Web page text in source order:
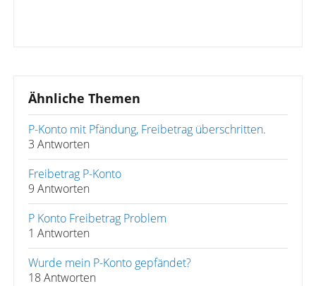
Ähnliche Themen
P-Konto mit Pfändung, Freibetrag überschritten.
3 Antworten
Freibetrag P-Konto
9 Antworten
P Konto Freibetrag Problem
1 Antworten
Wurde mein P-Konto gepfändet?
18 Antworten